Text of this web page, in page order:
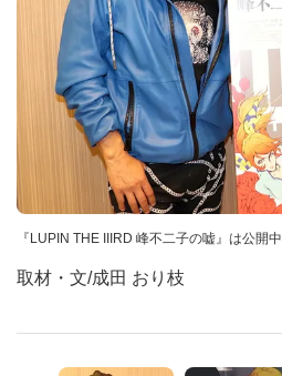
『LUPIN THE IIIRD 峰不二子の嘘』は公開中
取材・文/成田 おり枝